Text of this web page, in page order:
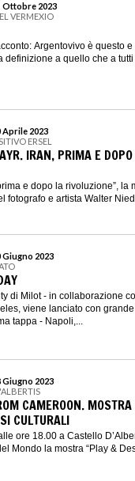
Ottobre 2023
VERMEXIO
Argentovivo è questo e
definizione a quello che a
Aprile 2023
ERSEL
IRAN, PRIMA E
e dopo la rivoluzione”, la
fotografo e artista Walter
Giugno 2023
di Milot - in collaborazione
viene lanciato con grande
tappa - Napoli,...
Giugno 2023
CAMEROON.
CULTURALI
ore 18.00 a Castello
Mondo la mostra “Play &